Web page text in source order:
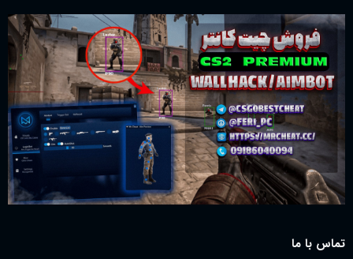
تماس با ما